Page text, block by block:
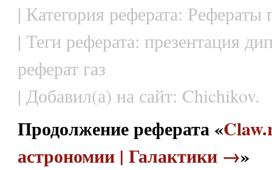
| Категория реферата: Рефераты
| Теги реферата: презентация
реферат газ
| Добавил(а) на сайт: Chichikov.
Продолжение реферата «
астрономии | Галактики →»